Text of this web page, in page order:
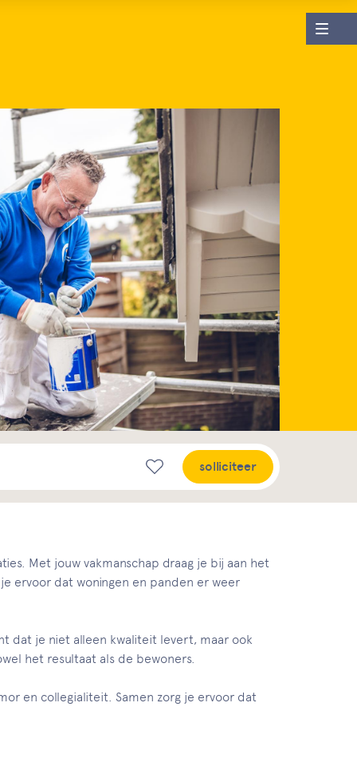
solliciteer
Met jouw vakmanschap draag je bij aan het
ervoor dat woningen en panden er weer
dat je niet alleen kwaliteit levert, maar ook
het resultaat als de bewoners.
en collegialiteit. Samen zorg je ervoor dat